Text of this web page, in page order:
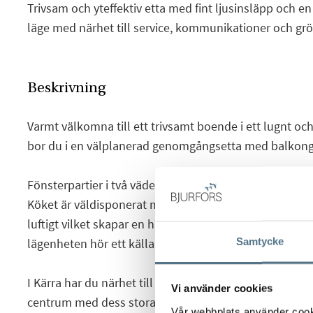
Samtycke
Vi använder cookies
Trivsam och yteffektiv etta med fint ljusinsläpp och
läge med närhet till service, kommunikationer och
Beskrivning
Varmt välkomna till ett trivsamt boende i ett lugnt
bor du i en välplanerad genomgångsetta med
Fönsterpartier i två väderstreck skapar ett härligt
Köket är väldisponerat med matplats invid fönstret.
luftigt vilket skapar en härlig rymd och härifrån nås
lägenheten hör ett källarförråd.
I Kärra har du närhet till allt och bostaden ligger bara
centrum med dess stora utbud. Skola och förskola